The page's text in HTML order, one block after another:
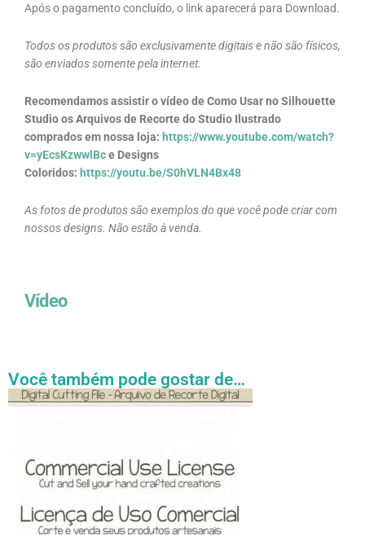
Após o pagamento concluído, o link aparecerá para Download.
Todos os produtos são exclusivamente digitais e não são físicos,
são enviados somente pela internet.
Recomendamos assistir o vídeo de Como Usar no Silhouette
Studio os Arquivos de Recorte do Studio Ilustrado
comprados em nossa loja: https://www.youtube.com/watch?
v=yEcsKzwwlBce Designs
Coloridos: https://youtu.be/S0hVLN4Bx48
As fotos de produtos são exemplos do que você pode criar com
nossos designs. Não estão à venda.
Vídeo
Você também pode gostar de…
Faixa
de
R$ 54.89
Este
variantes.
As
podem